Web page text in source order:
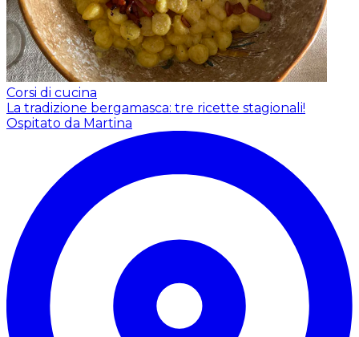
Corsi di cucina
La tradizione bergamasca: tre ricette stagionali!
Ospitato da Martina